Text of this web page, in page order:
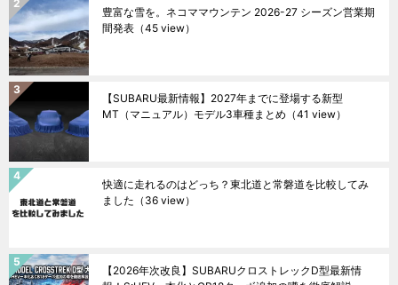
豊富な雪を。ネコママウンテン 2026-27 シーズン営業期
間発表 （45 view）
【SUBARU最新情報】2027年までに登場する新型
MT（マニュアル）モデル3車種まとめ （41 view）
快適に走れるのはどっち？東北道と常磐道を比較してみ
ました （36 view）
【2026年次改良】SUBARUクロストレックD型最新情